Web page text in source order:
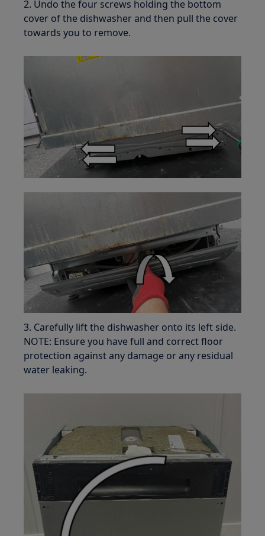
2. Undo the four screws holding the bottom
cover of the dishwasher and then pull the cover
towards you to remove.
3. Carefully lift the dishwasher onto its left side.
NOTE: Ensure you have full and correct floor
protection against any damage or any residual
water leaking.